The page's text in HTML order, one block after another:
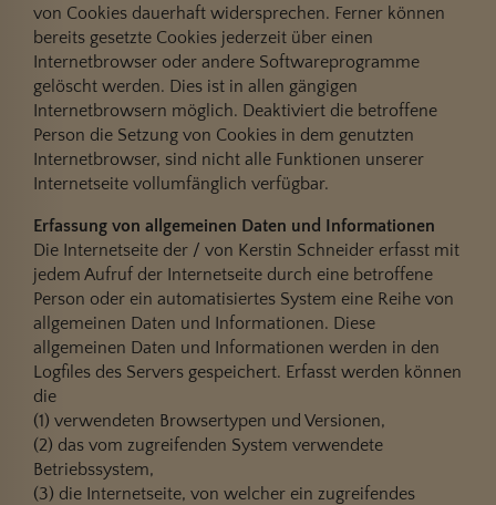
von Cookies dauerhaft widersprechen. Ferner können
bereits gesetzte Cookies jederzeit über einen
Internetbrowser oder andere Softwareprogramme
gelöscht werden. Dies ist in allen gängigen
Internetbrowsern möglich. Deaktiviert die betroffene
Person die Setzung von Cookies in dem genutzten
Internetbrowser, sind nicht alle Funktionen unserer
Internetseite vollumfänglich verfügbar.
Erfassung von allgemeinen Daten und Informationen
Die Internetseite der / von Kerstin Schneider erfasst mit
jedem Aufruf der Internetseite durch eine betroffene
Person oder ein automatisiertes System eine Reihe von
allgemeinen Daten und Informationen. Diese
allgemeinen Daten und Informationen werden in den
Logfiles des Servers gespeichert. Erfasst werden können
die
(1) verwendeten Browsertypen und Versionen,
(2) das vom zugreifenden System verwendete
Betriebssystem,
(3) die Internetseite, von welcher ein zugreifendes